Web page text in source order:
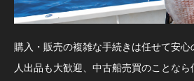
購入・販売の複雑な手続きは任せて安
人出品も大歓迎、中古船売買のことなら